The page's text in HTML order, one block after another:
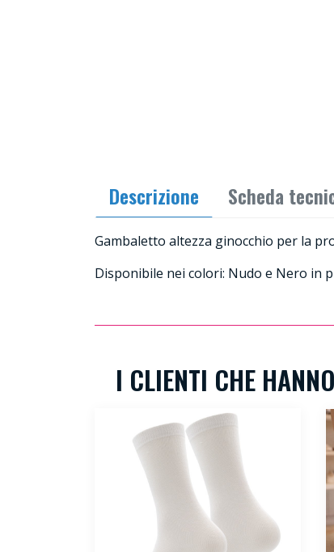
Descrizione Scheda
Gambaletto altezza ginocchio per la
Disponibile nei colori: Nudo e Nero in
I CLIENTI CHE